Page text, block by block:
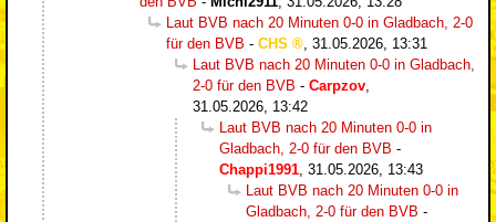
Laut BVB nach 20 Minuten 0-0 in Gladbach, 2-0
für den BVB - CHS
31.05.2026, 13:31
Laut BVB nach 20 Minuten 0-0 in Gladbach,
2-0 für den BVB - Carpzov
31.05.2026, 13:42
Laut BVB nach 20 Minuten 0-0 in
Gladbach, 2-0 für den BVB -
Chappi1991 31.05.2026, 13:43
Laut BVB nach 20 Minuten 0-0 in
Gladbach, 2-0 für den BVB -